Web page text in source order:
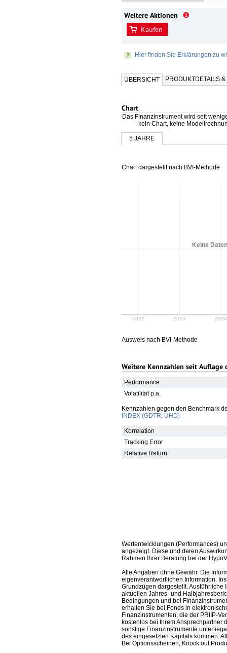
Weitere Aktionen
Kaufen
Hier finden Sie Erklärungen zu
ÜBERSICHT PRODUKTDETAILS
Chart
Das Finanzinstrument wird seit
kein Chart, keine
5 JAHRE
Chart dargestellt nach BVI-Methode
2022 2023 2024
Keine
Ausweis nach BVI-Methode
Weitere Kennzahlen seit Auflage
Performance
Volatilität p.a.
Kennzahlen gegen den Benchmark
INDEX (GDTR, UHD)
Korrelation
Tracking Error
Relative Return
Wertentwicklungen (Performances)
angezeigt. Diese und deren
Rahmen Ihrer Beratung bei der
Alle Angaben ohne Gewähr. Die
eigenverantwortlichen Information.
Grundzügen dargestellt.
aktuellen Jahres- und
Bedingungen und bei
erhalten Sie bei Fonds in
Finanzinstrumenten, die der PRIIP-
kostenlos bei Ihrem Ansprechpartner
sonstige Finanzinstrumente
des eingesetzten Kapitals kommen.
Bei Optionsscheinen, Knock out